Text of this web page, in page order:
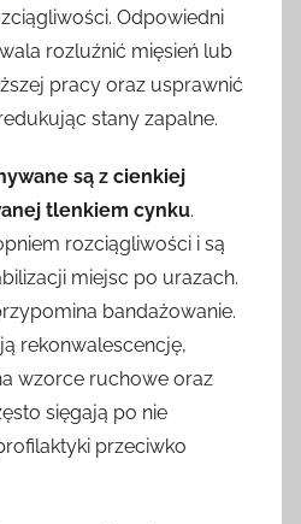
Odpowiedni
rozluźnić mięsień lub
pracy oraz usprawnić
stany zapalne.
są z cienkiej
tlenkiem cynku.
rozciągliwości i są
miejsc po urazach.
bandażowanie.
rekonwalescencję,
wzorce ruchowe oraz
sięgają po nie
przeciwko